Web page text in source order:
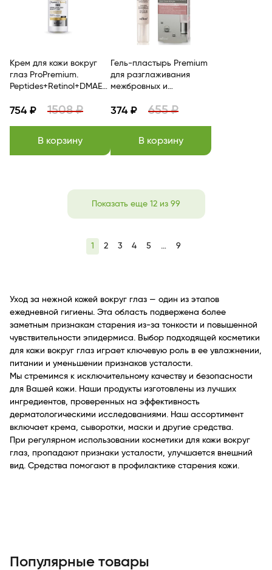
Крем для кожи вокруг
глаз ProPremium.
Peptides+Retinol+DMAE
омоложение 50м/Белита
754 ₽ 1508 ₽
В корзину
Гель-пластырь Premium
для разглаживания
межбровных и
мл Белита
374 ₽ 655 ₽
В корзину
Показать еще 12 из 99
1 2 3 4 5 … 9
Уход за нежной кожей вокруг глаз — один из этапов
ежедневной гигиены. Эта область подвержена более
заметным признакам старения из-за тонкости и повышенной
чувствительности эпидермиса. Выбор подходящей косметики
для кожи вокруг глаз играет ключевую роль в ее увлажнении,
питании и уменьшении признаков усталости.
Мы стремимся к исключительному качеству и безопасности
для Вашей кожи. Наши продукты изготовлены из лучших
ингредиентов, проверенных на эффективность
дерматологическими исследованиями. Наш ассортимент
включает крема, сыворотки, маски и другие средства.
При регулярном использовании косметики для кожи вокруг
глаз, пропадают признаки усталости, улучшается внешний
вид. Средства помогают в профилактике старения кожи.
Популярные товары